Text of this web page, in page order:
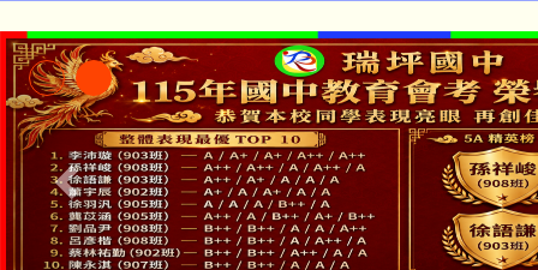
「本色祭」8/29、30在